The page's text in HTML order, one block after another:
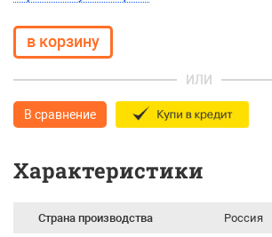
ИЛИ
В сравнение
Характеристики
Страна производства Россия